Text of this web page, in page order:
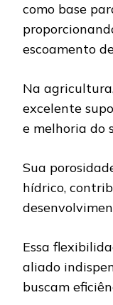
como base
escoamento
Na
excelente
e melhoria do
Sua
hídrico,
Essa
aliado
buscam